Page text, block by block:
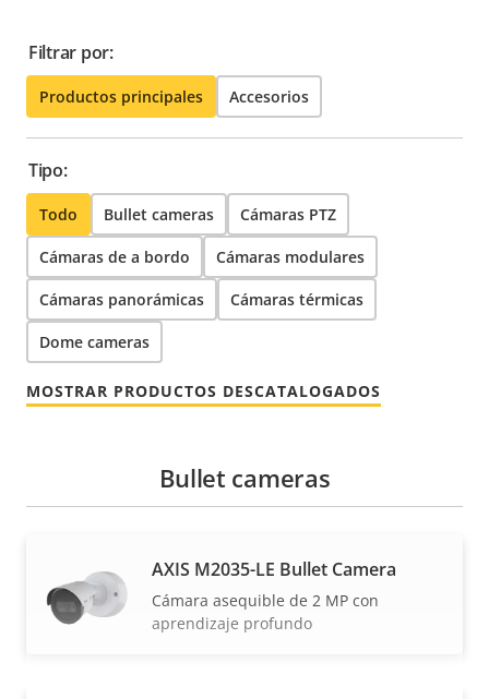
Filtrar por:
Productos principales Accesorios
Tipo:
Todo Bullet cameras Cámaras PTZ
Cámaras de a bordo Cámaras modulares
Cámaras panorámicas Cámaras térmicas
Dome cameras
MOSTRAR PRODUCTOS DESCATALOGADOS
Bullet cameras
AXIS M2035-LE Bullet Camera
Cámara asequible de 2 MP con
aprendizaje profundo